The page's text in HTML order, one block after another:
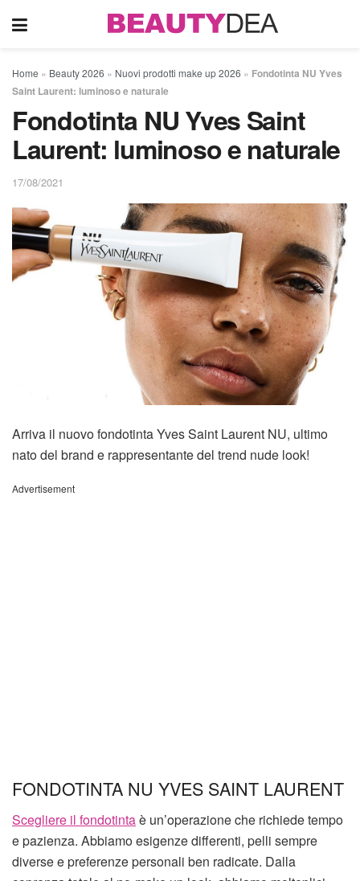
Home » Beauty 2026 » Nuovi prodotti make up 2026 » Fondotinta NU Yves
Saint Laurent: luminoso e naturale
Fondotinta NU Yves Saint
Laurent: luminoso e naturale
17/08/2021
Arriva il nuovo fondotinta Yves Saint Laurent NU, ultimo
nato del brand e rappresentante del trend nude look!
Advertisement
FONDOTINTA NU YVES SAINT LAURENT
Scegliere il fondotintaè un’operazione che richiede tempo
e pazienza. Abbiamo esigenze differenti, pelli sempre
diverse e preferenze personali ben radicate. Dalla